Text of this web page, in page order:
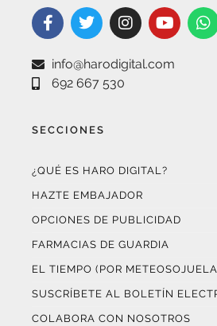
info@harodigital.com
692 667 530
SECCIONES
¿QUÉ ES HARO DIGITAL?
HAZTE EMBAJADOR
OPCIONES DE PUBLICIDAD
FARMACIAS DE GUARDIA
EL TIEMPO (POR
SUSCRÍBETE AL BOLETÍN
COLABORA CON NOSOTROS